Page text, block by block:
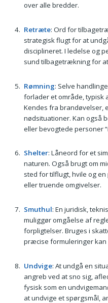
over alle bredder.
Retræte: Ord for
strategisk flugt for at
disciplineret. I ledelse og
sund tilbagetrækning for
Rømning: Selve
forlader et område,
Kendes fra brandøvelser,
nødsituationer. Kan også
eller bevogtede personer
Shelter: Låneord for et
naturen. Også brugt om
sted for tilflugt, hvile og
eller truende omgivelser.
Smuthul: En juridisk,
muliggør omgåelse af
forpligtelser. Bruges i
præcise formuleringer
Undvige: At undgå en
angreb ved at sno sig,
fysisk som en
at undvige et spørgsmål,